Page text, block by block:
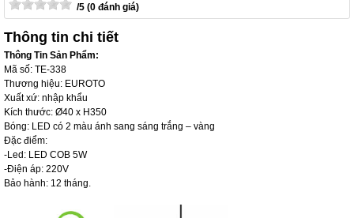
/5 (0 đánh giá)
Thông tin chi tiết
Thông Tin Sản Phẩm:
Mã số: TE-338
Thương hiệu: EUROTO
Xuất xứ: nhập khẩu
Kích thước: Ø40 x H350
Bóng: LED có 2 màu ánh sang sáng trắng – vàng
Đặc điểm:
-Led: LED COB 5W
-Điện áp: 220V
Bảo hành: 12 tháng.